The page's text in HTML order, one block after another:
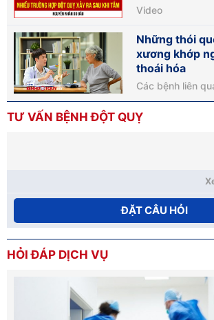
Video
Những thói
xương khớp
thoái hóa
Các bệnh liên
TƯ VẤN BỆNH ĐỘT QUỴ
ĐẶT CÂU HỎI
HỎI ĐÁP DỊCH VỤ